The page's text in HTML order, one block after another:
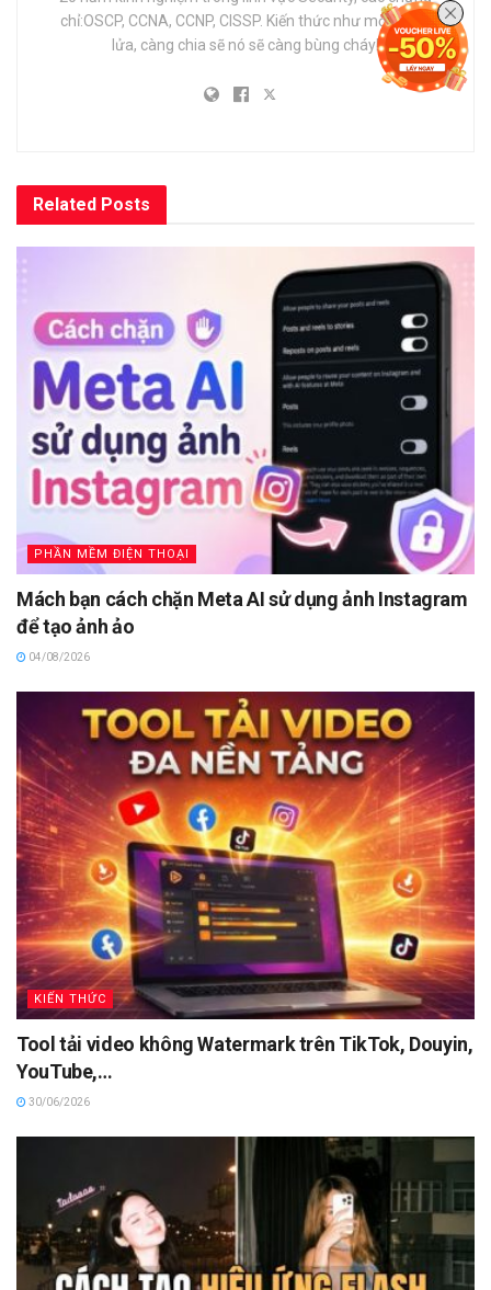
chỉ:OSCP, CCNA, CCNP, CISSP. Kiến thức như một ngọn
lửa, càng chia sẽ nó sẽ càng bùng cháy!
Related Posts
PHẦN MỀM ĐIỆN THOẠI
Mách bạn cách chặn Meta AI sử dụng ảnh Instagram
để tạo ảnh ảo
04/08/2026
KIẾN THỨC
Tool tải video không Watermark trên TikTok, Douyin,
YouTube,…
30/06/2026